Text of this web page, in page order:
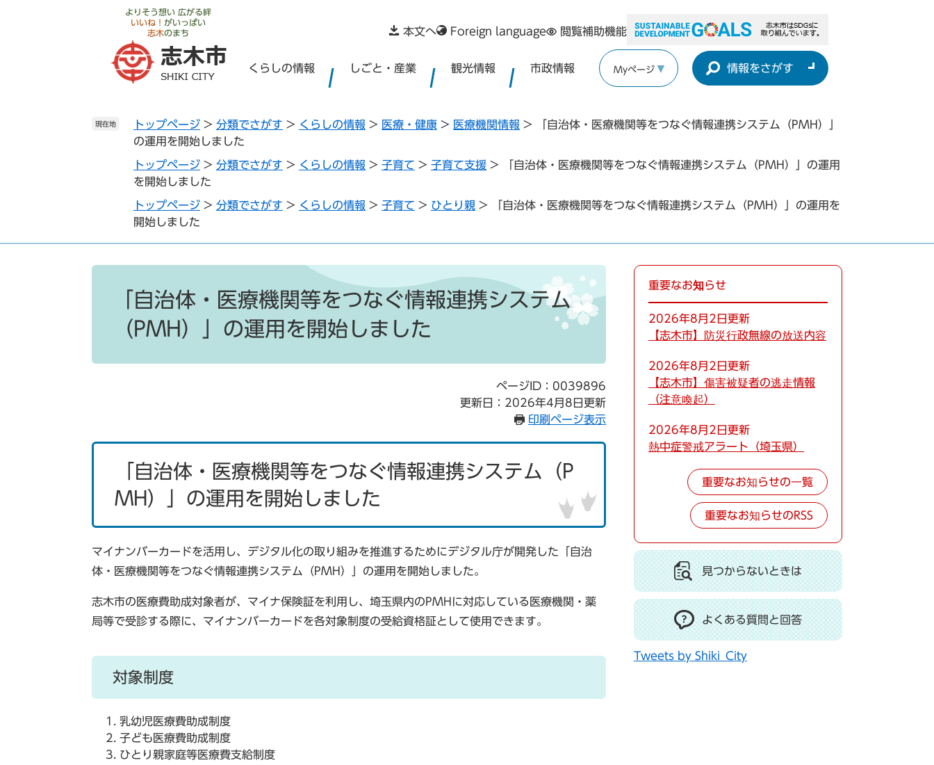
よりそう想い 広がる絆
いいね！ がいっぱい
志木のまち 本文へ Foreign language 閲覧補助機能
くらしの情報 しごと・産業 観光情報 市政情報 Myページ 情報をさがす
現在地 トップページ > 分類でさがす > くらしの情報 > 医療・健康 > 医療機関情報 >
「自治体・医療機関等をつなぐ情報連携システム（PMH）」
の運用を開始しました
トップページ > 分類でさがす > くらしの情報 > 子育て > 子育て支援 >
「自治体・医療機関等をつなぐ情報連携システム（PMH）」の運用
を開始しました
トップページ > 分類でさがす > くらしの情報 > 子育て > ひとり親 >
「自治体・医療機関等をつなぐ情報連携システム（PMH）」の運用を
開始しました
「自治体・医療機関等をつなぐ情報連携システム
（PMH）」の運用を開始しました
ページID：0039896
更新日：2026年4月8日更新
印刷ページ表示
「自治体・医療機関等をつなぐ情報連携システム（P
MH）」の運用を開始しました
マイナンバーカードを活用し、デジタル化の取り組みを推進するためにデジタル庁が開発した「自治
体・医療機関等をつなぐ情報連携システム（PMH）」の運用を開始しました。
志木市の医療費助成対象者が、マイナ保険証を利用し、埼玉県内のPMHに対応している医療機関・薬
局等で受診する際に、マイナンバーカードを各対象制度の受給資格証として使用できます。
対象制度
乳幼児医療費助成制度
子ども医療費助成制度
ひとり親家庭等医療費支給制度
重要なお知らせ
2026年8月2日更新
【志木市】防災行政無線の放送内容
2026年8月2日更新
【志木市】傷害被疑者の逃走情報
（注意喚起）
2026年8月2日更新
熱中症警戒アラート（埼玉県）
重要なお知らせの一覧
重要なお知らせのRSS
見つからないときは
よくある質問と回答
Tweets by Shiki_City